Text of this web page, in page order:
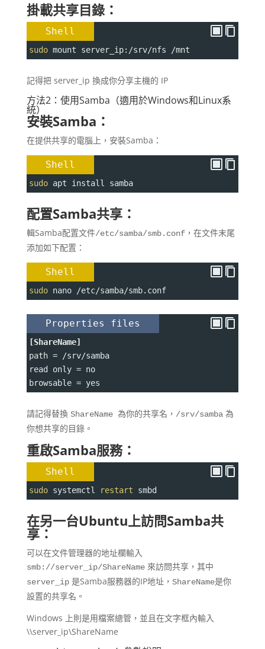
掛載共享目錄：
Shell
sudo mount server_ip:/srv/nfs /mnt
記得把 server_ip 換成你分享主機的 IP
方法2：使用Samba（適用於Windows和Linux系
統）
安裝Samba：
在提供共享的電腦上，安裝Samba：
Shell
sudo apt install samba
配置Samba共享：
輯Samba配置文件/etc/samba/smb.conf，在文件末尾
添加如下配置：
Shell
sudo nano /etc/samba/smb.conf
Properties files
[ShareName]
path = /srv/samba
read only = no
browsable = yes
請記得替換 ShareName 為你的共享名， /srv/samba為
你想共享的目錄。
重啟Samba服務：
Shell
sudo systemctl restart smbd
在另一台Ubuntu上訪問Samba共
享：
可以在文件管理器的地址欄輸入
smb://server_ip/ShareName來訪問共享，其中
server_ip是Samba服務器的IP地址， ShareName是你
設置的共享名。
Windows 上則是用檔案總管，並且在文字框內輸入
\\server_ip\ShareName